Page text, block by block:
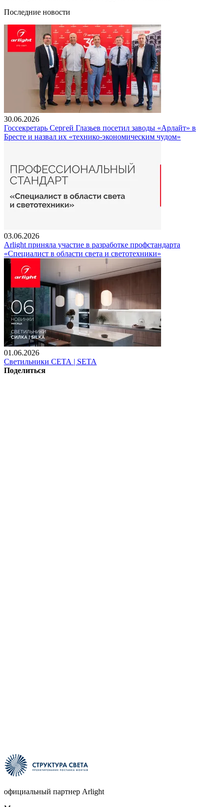
Последние новости
30.06.2026
Госсекретарь Сергей Глазьев посетил заводы «Арлайт» в
Бресте и назвал их «технико-экономическим чудом»
03.06.2026
Arlight приняла участие в разработке профстандарта
«Специалист в области света и светотехники»
01.06.2026
Светильники СЕТА | SETA
Поделиться
официальный партнер Arlight